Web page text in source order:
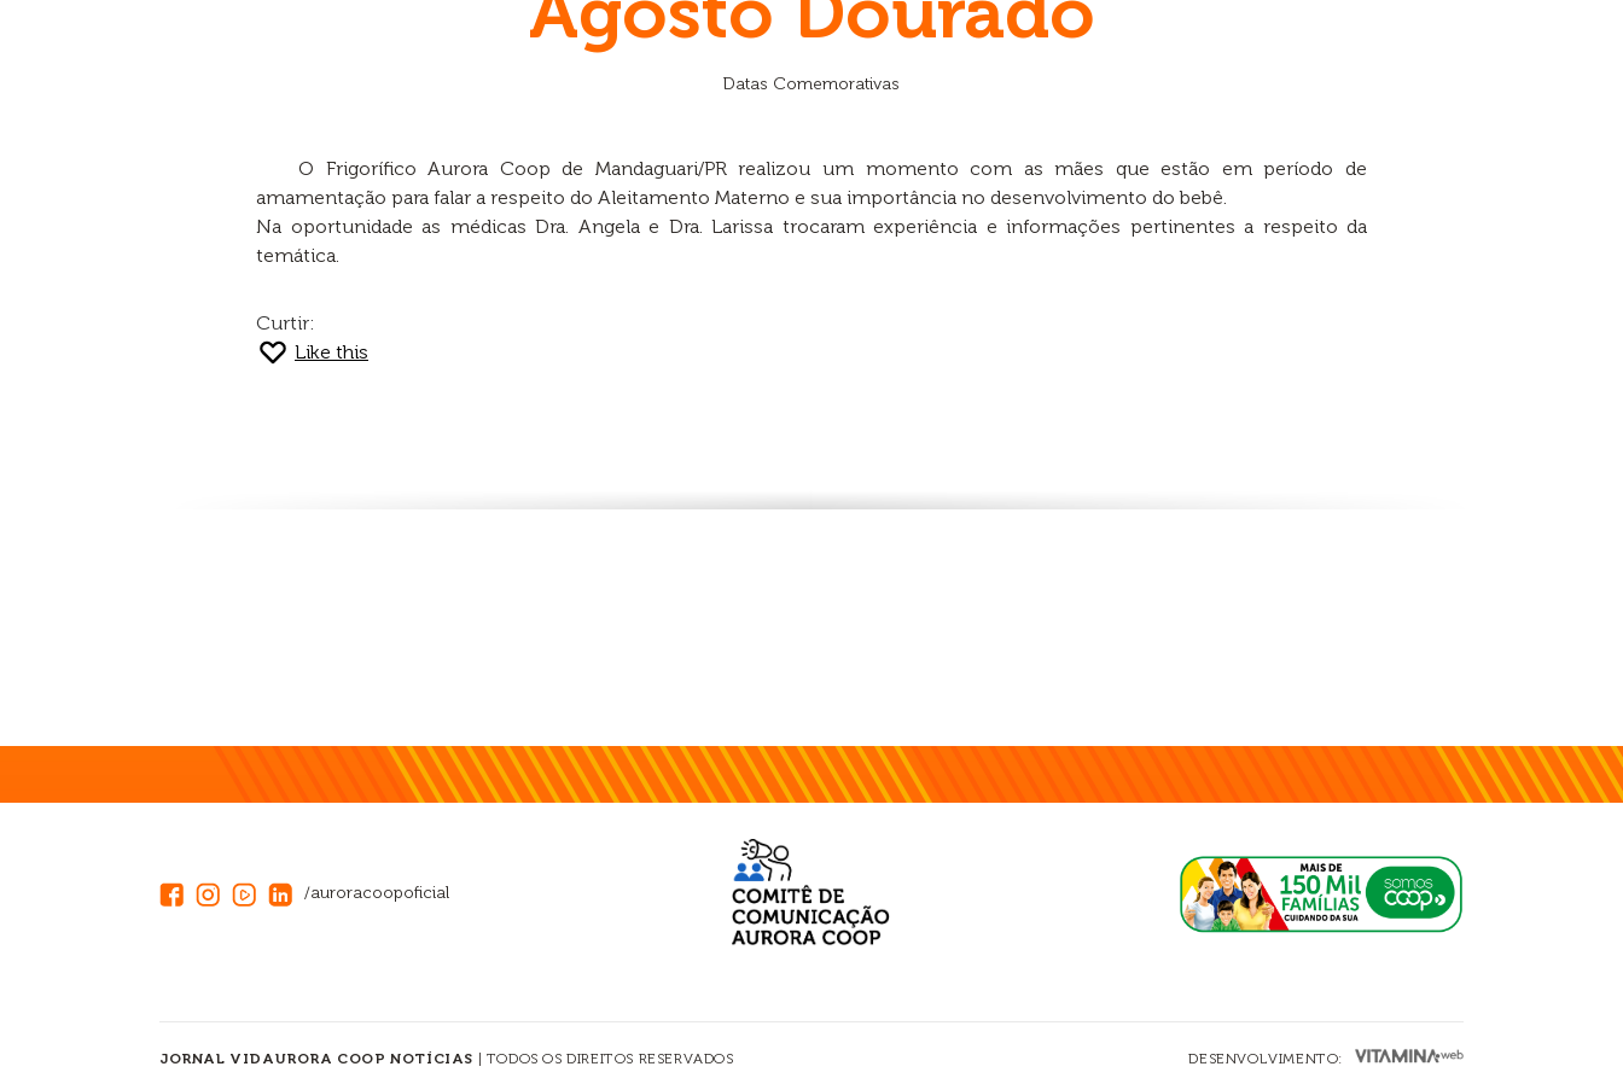
Datas Comemorativas
O Frigorífico Aurora Coop de Mandaguari/PR realizou um momento com as mães que estão em período de
amamentação para falar a respeito do Aleitamento Materno e sua importância no desenvolvimento do bebê.
Na oportunidade as médicas Dra. Angela e Dra. Larissa trocaram experiência e informações pertinentes a respeito da
temática.
Curtir:
Like this
/auroracoopoficial
JORNAL VIDAURORA COOP NOTÍCIAS | TODOS OS DIREITOS RESERVADOS DESENVOLVIMENTO: